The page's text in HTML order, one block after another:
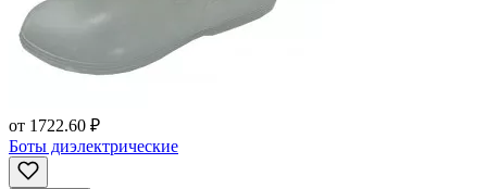
от 1722.60 ₽
Боты диэлектрические